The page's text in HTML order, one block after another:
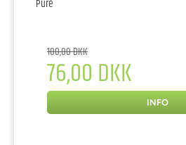
Puré
100,00 DKK
76,00 DKK
INFO